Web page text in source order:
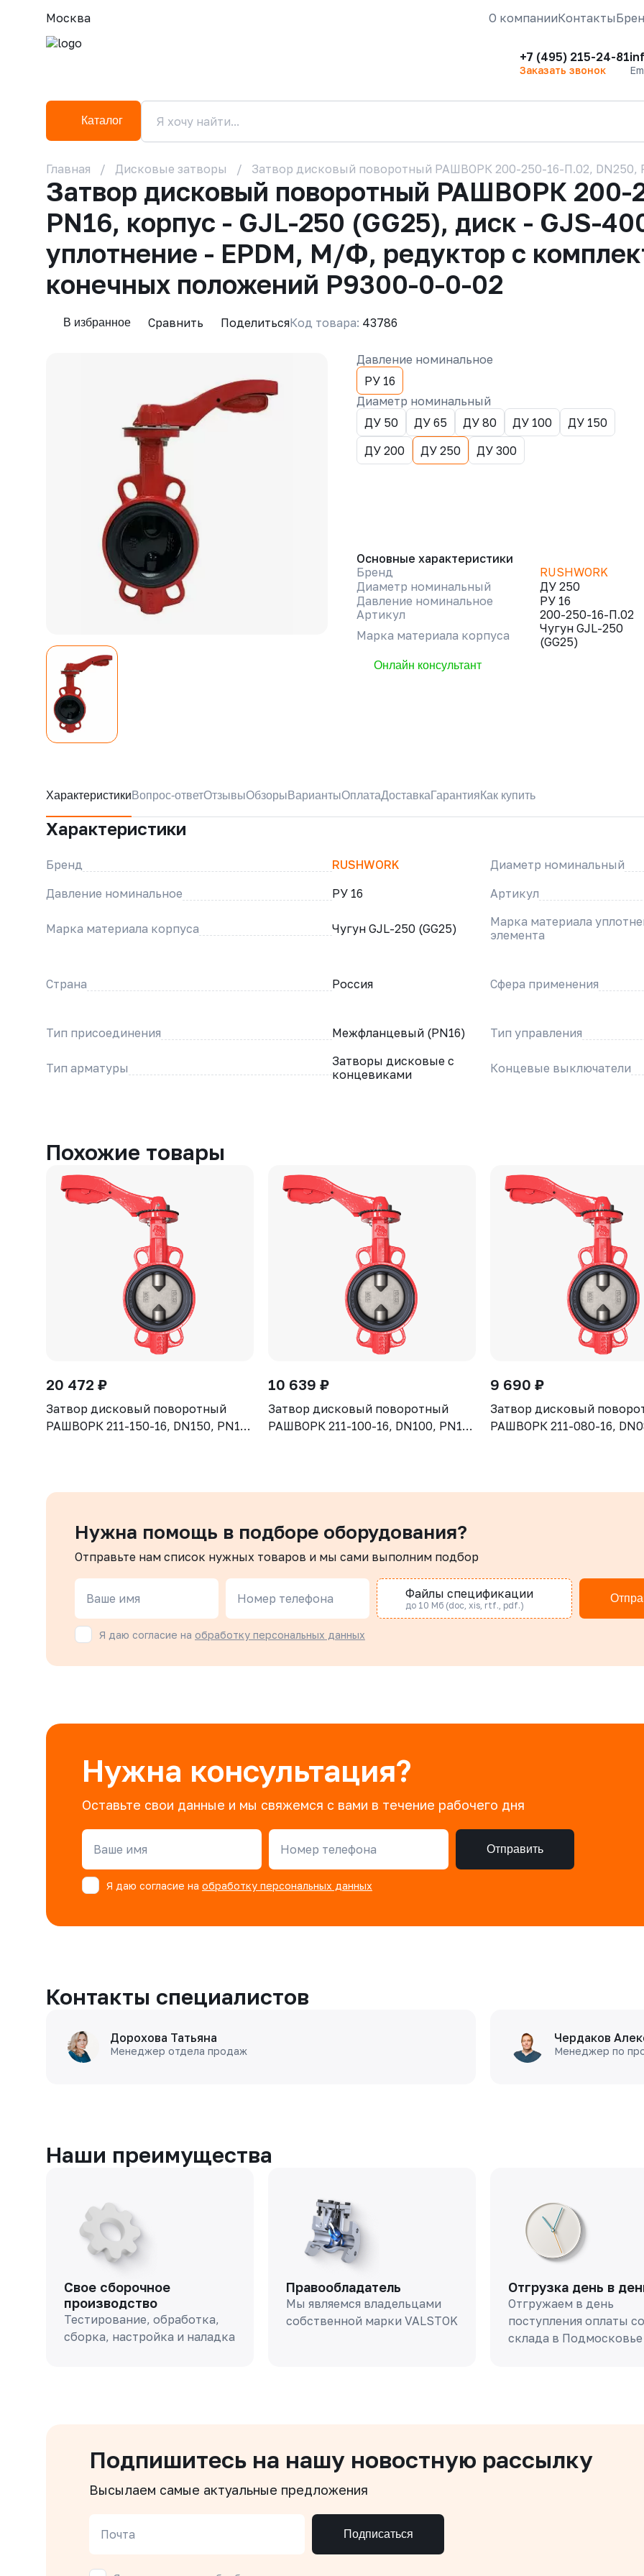
Москва О компанииКонтакты
+7 (495) 215-24-81
Заказать звонок
Каталог
Главная Дисковые затворы Затвор дисковый поворотный РАШВОРК 200-250-16-П.02, DN250,
Затвор дисковый поворотный РАШВОРК 200-
PN16, корпус - GJL-250 (GG25), диск - GJS-
уплотнение - EPDM, М/Ф, редуктор с
конечных положений Р9300-0-0-02
В избранное Сравнить ПоделитьсяКод товара: 43786
Давление номинальное
РУ 16
Диаметр номинальный
ДУ 50
ДУ 65 ДУ 80 ДУ 100
ДУ 150
ДУ 200
ДУ 250 ДУ 300
Основные характеристики
Бренд
RUSHWORK
Диаметр номинальный
ДУ 250
Давление номинальное
РУ 16
Артикул
200-250-16-П.02
Марка материала корпуса
Чугун GJL-250
(GG25)
Онлайн консультант
Характеристики Вопрос-ответОтзывыОбзоры ВариантыОплатаДоставка Гарантия Как купить
Характеристики
Бренд RUSHWORK Диаметр номинальный
Давление номинальное
РУ 16 Артикул
Марка материала корпуса Чугун GJL-250 (GG25)
Марка материала
элемента
Страна Россия Сфера применения
Тип присоединения
Межфланцевый (PN16) Тип управления
Тип арматуры
Затворы дисковые с
концевиками
Концевые выключатели
Похожие товары
20 472 ₽
Затвор дисковый поворотный
РАШВОРК 211-150-16, DN150, PN16,
10 639 ₽
Затвор дисковый поворотный
РАШВОРК 211-100-16, DN100, PN16,
9 690 ₽
Затвор дисковый
РАШВОРК 211-080-16,
Нужна помощь в подборе оборудования?
Отправьте нам список нужных товаров и мы сами выполним подбор
Ваше имя Номер телефона Файлы спецификации
до 10 Мб (doc, xis, rtf., pdf.)
Я даю согласие на обработку персональных данных
Нужна консультация?
Оставьте свои данные и мы свяжемся с вами в течение рабочего дня
Ваше имя Номер телефона Отправить
Я даю согласие на обработку персональных данных
Контакты специалистов
Дорохова Татьяна
Менеджер отдела продаж
Чердаков
Менеджер по
Наши преимущества
Свое сборочное
производство
Тестирование, обработка,
сборка, настройка и наладка
Правообладатель
Мы являемся владельцами
собственной марки VALSTOK
Отгрузка день в
Отгружаем в день
поступления оплаты со
склада в Подмосковье
Подпишитесь на нашу новостную рассылку
Высылаем самые актуальные предложения
Почта Подписаться